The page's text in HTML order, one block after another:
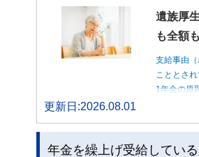
遺族厚
も全額
支給事由
こととさ
1年金の原
更新日:2026.08.01
年金を繰上げ受給してい